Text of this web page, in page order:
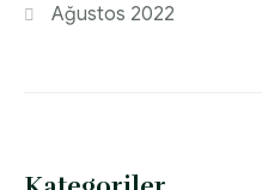
Ağustos 2022